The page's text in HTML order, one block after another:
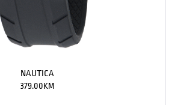
NAUTICA
379.00KM